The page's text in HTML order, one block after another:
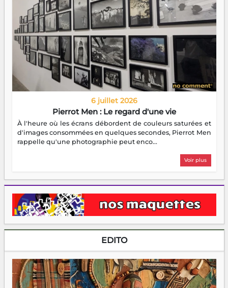
6 juillet 2026
Pierrot Men : Le regard d'une vie
À l'heure où les écrans débordent de couleurs saturées et
d'images consommées en quelques secondes, Pierrot Men
rappelle qu'une photographie peut enco...
Voir plus
EDITO